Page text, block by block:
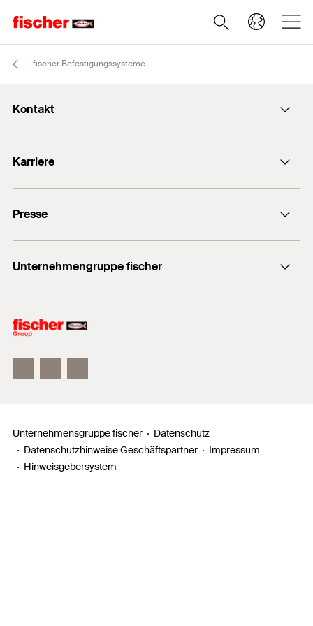
fischer Befestigungssysteme
Kontakt
+49 7443 12-0
Karriere
Gute Gründe
Ausbildung
Professionals
Presse
Mediathek
Podcasts
Unternehmengruppe fischer
Unser Leitbild
Unternehmensgruppe fischer
Datenschutz
Datenschutzhinweise Geschäftspartner
Impressum
Hinweisgebersystem